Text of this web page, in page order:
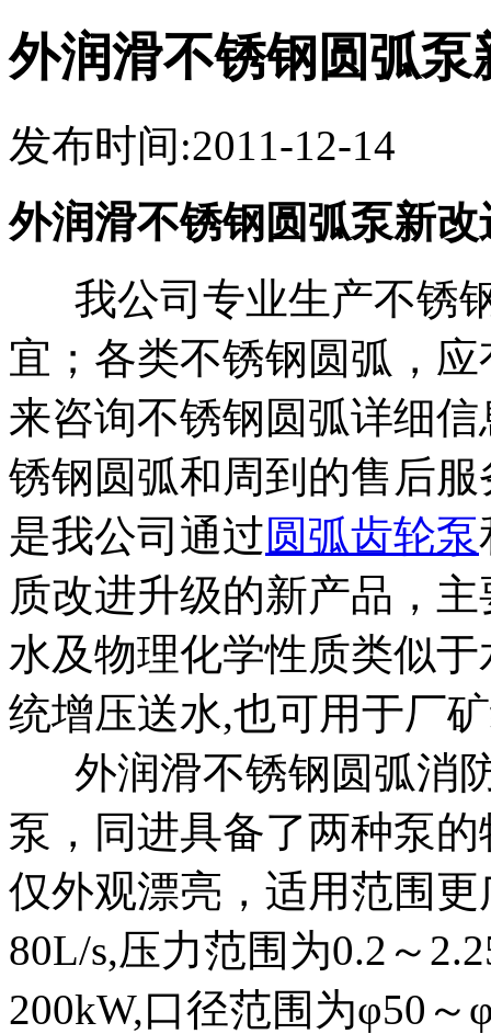
外润滑不锈钢圆弧泵
发布时间:2011-12-14
外润滑不锈钢圆弧泵新改
我公司专业生产不锈
宜；各类不锈钢圆弧，
来咨询不锈钢圆弧详细
锈钢圆弧和周到的售后
是我公司通过圆弧齿轮泵
质改进升级的新产品，
水及物理化学性质类似
统增压送水,也可用于厂
外润滑不锈钢圆弧消
泵，同进具备了两种泵
仅外观漂亮，适用范围
80L/s,压力范围为0.2～
200kW,口径范围为φ50～